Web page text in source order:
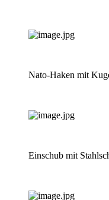
Nato-Haken mit
Einschub mit